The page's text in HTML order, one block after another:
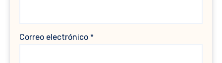
Correo electrónico *